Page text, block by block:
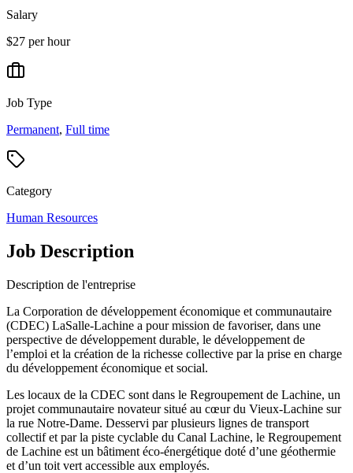
Salary
$27 per hour
Job Type
Permanent, Full time
Category
Human Resources
Job Description
Description de l'entreprise
La Corporation de développement économique et communautaire
(CDEC) LaSalle-Lachine a pour mission de favoriser, dans une
perspective de développement durable, le développement de
l’emploi et la création de la richesse collective par la prise en charge
du développement économique et social.
Les locaux de la CDEC sont dans le Regroupement de Lachine, un
projet communautaire novateur situé au cœur du Vieux-Lachine sur
la rue Notre-Dame. Desservi par plusieurs lignes de transport
collectif et par la piste cyclable du Canal Lachine, le Regroupement
de Lachine est un bâtiment éco-énergétique doté d’une géothermie
et d’un toit vert accessible aux employés.